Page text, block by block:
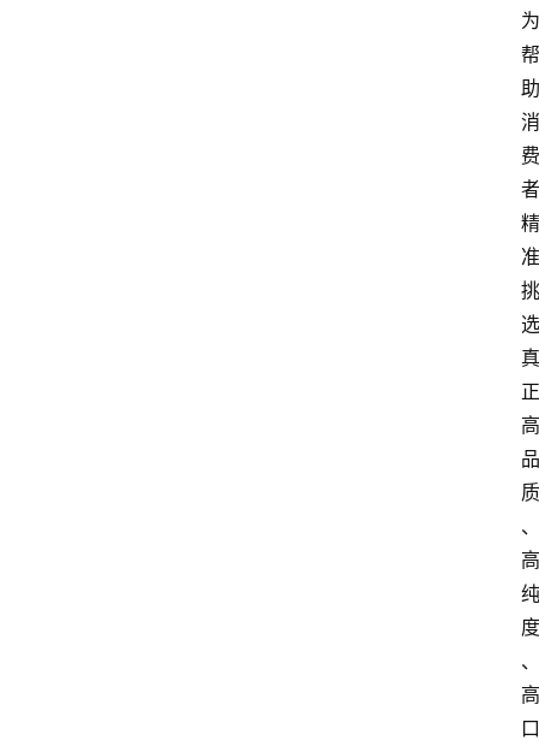
为
帮
助
消
费
者
精
准
挑
选
真
正
高
品
质
、
高
纯
度
、
高
口